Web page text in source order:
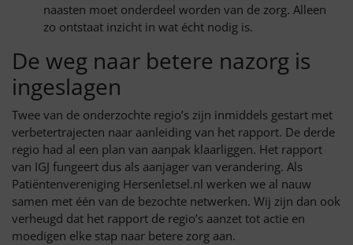
naasten moet onderdeel worden van de zorg. Alleen
zo ontstaat inzicht in wat écht nodig is.
De weg naar betere nazorg is
ingeslagen
Twee van de onderzochte regio’s zijn inmiddels gestart met
verbetertrajecten naar aanleiding van het rapport. De derde
regio had al een plan van aanpak klaarliggen. Het rapport
van IGJ fungeert dus als aanjager van verandering. Als
Patiëntenvereniging Hersenletsel.nl werken we al nauw
samen met één van de bezochte netwerken. Wij zijn dan ook
verheugd dat het rapport de regio’s aanzet tot actie en
moedigen elke stap naar betere zorg aan.